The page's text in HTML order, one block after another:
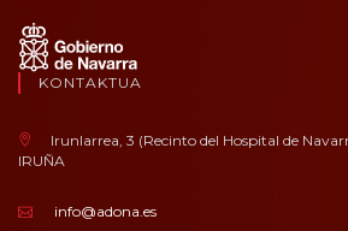
KONTAKTUA
Irunlarrea, 3 (Recinto del Hospital de
IRUÑA
info@adona.es